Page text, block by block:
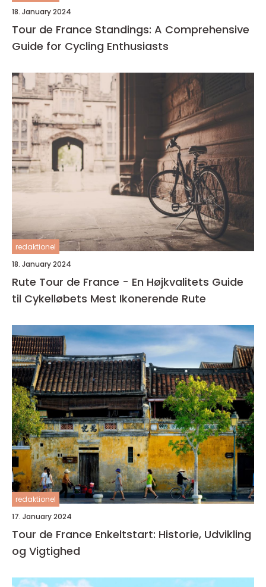
18. January 2024
Tour de France Standings: A Comprehensive
Guide for Cycling Enthusiasts
redaktionel
18. January 2024
Rute Tour de France - En Højkvalitets Guide
til Cykelløbets Mest Ikonerende Rute
redaktionel
17. January 2024
Tour de France Enkeltstart: Historie, Udvikling
og Vigtighed